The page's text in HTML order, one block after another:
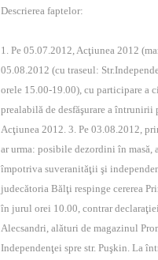
Descrierea faptelor:
1. Pe 05.07.2012, Acţiunea 2012
05.08.2012 (cu traseul:
orele 15.00-19.00), cu participare a
prealabilă de desfăşurare a întrunirii
Acţiunea 2012. 3. Pe 03.08.2012,
ar urma: posibile dezordini în
împotriva suveranităţii şi
judecătoria Bălţi respinge cererea
în jurul orei 10.00, contrar
Alecsandri, alături de magazinul
Independenţei spre str. Puşkin. La